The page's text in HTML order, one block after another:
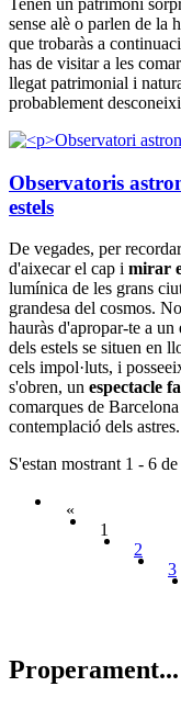
sense alè o parlen de la
que trobaràs a
has de visitar a les
llegat patrimonial i
probablement
Observatoris
estels
De vegades, per
d'aixecar el cap i mirar
lumínica de les grans
grandesa del cosmos.
hauràs d'apropar-te a un
dels estels se situen en
cels impol·luts, i
s'obren, un espectacle
comarques de
contemplació dels
S'estan mostrant 1 - 6
«
1
2
3
Properament...